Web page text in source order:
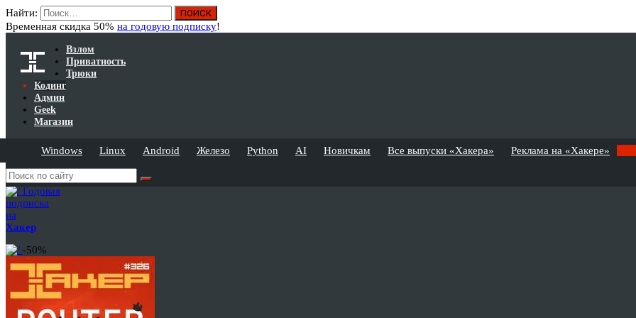
Найти:
Временная скидка 50% на годовую подписку!
Взлом
Приватность
Трюки
Кодинг
Админ
Geek
Магазин
Windows Linux Android Железо Python AI Новичкам Все выпуски «Хакера» Реклама на «Хакере»
Годовая
подписка
на
Хакер
-50%